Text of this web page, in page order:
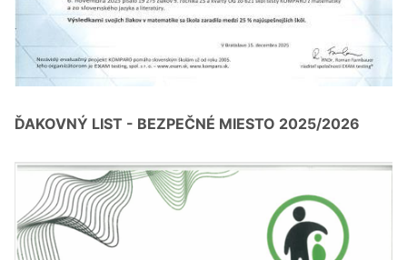
ĎAKOVNÝ LIST - BEZPEČNÉ MIESTO 2025/2026